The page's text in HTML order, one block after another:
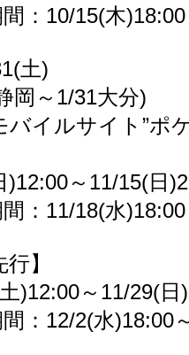
：10/15(木
土)
岡～1/31大分)
バイルサイト”ポ
)12:00～11/15(日
：11/18(水
】
)12:00～11/29(日
：12/2(水)18:00